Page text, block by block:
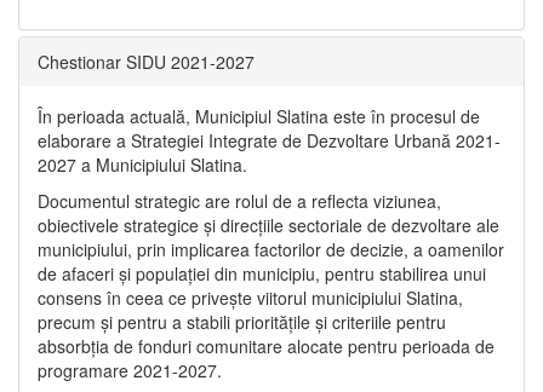
Chestionar SIDU 2021-2027
În perioada actuală, Municipiul Slatina este în procesul de
elaborare a Strategiei Integrate de Dezvoltare Urbană 2021‐
2027 a Municipiului Slatina.
Documentul strategic are rolul de a reflecta viziunea,
obiectivele strategice și direcțiile sectoriale de dezvoltare ale
municipiului, prin implicarea factorilor de decizie, a oamenilor
de afaceri și populației din municipiu, pentru stabilirea unui
consens în ceea ce privește viitorul municipiului Slatina,
precum și pentru a stabili prioritățile și criteriile pentru
absorbția de fonduri comunitare alocate pentru perioada de
programare 2021-2027.